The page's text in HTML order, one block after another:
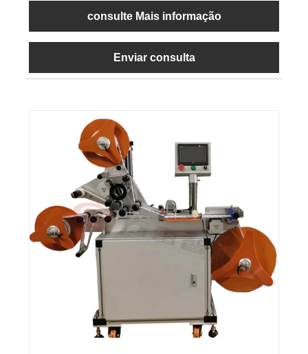
consulte Mais informação
Enviar consulta